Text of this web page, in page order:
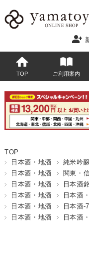
person_add
TOP ご利用案内
TOP
日本酒・地酒
純米吟
日本酒・地酒
関東・
日本酒・地酒
日本酒
日本酒・地酒
日本酒
日本酒・地酒
日本酒-
日本酒・地酒
日本酒